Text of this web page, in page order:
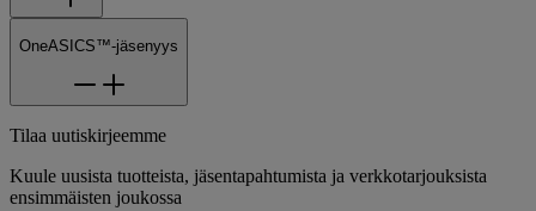
OneASICS™-jäsenyys
Tilaa uutiskirjeemme
Kuule uusista tuotteista, jäsentapahtumista ja verkkotarjouksista
ensimmäisten joukossa